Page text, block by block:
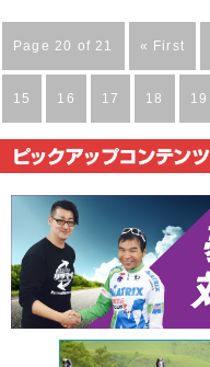
Page 20 of 21 « First
15 16 17 18 19